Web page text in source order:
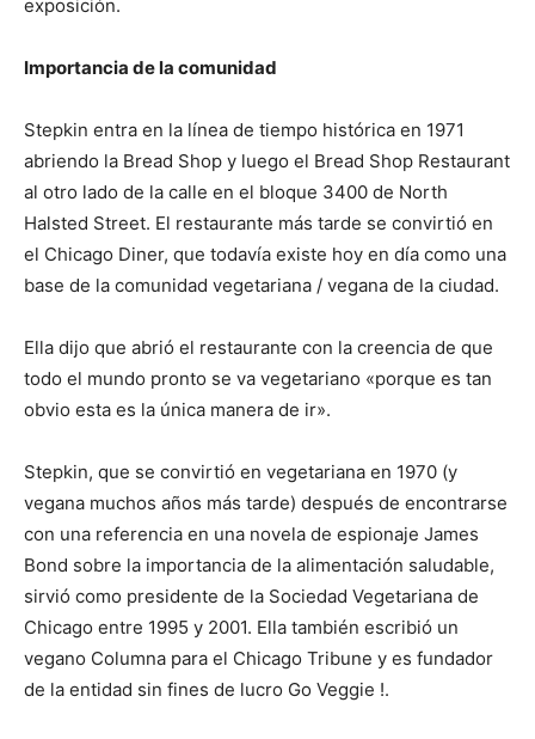
exposición.
Importancia de la comunidad
Stepkin entra en la línea de tiempo histórica en 1971
abriendo la Bread Shop y luego el Bread Shop Restaurant
al otro lado de la calle en el bloque 3400 de North
Halsted Street. El restaurante más tarde se convirtió en
el Chicago Diner, que todavía existe hoy en día como una
base de la comunidad vegetariana / vegana de la ciudad.
Ella dijo que abrió el restaurante con la creencia de que
todo el mundo pronto se va vegetariano «porque es tan
obvio esta es la única manera de ir».
Stepkin, que se convirtió en vegetariana en 1970 (y
vegana muchos años más tarde) después de encontrarse
con una referencia en una novela de espionaje James
Bond sobre la importancia de la alimentación saludable,
sirvió como presidente de la Sociedad Vegetariana de
Chicago entre 1995 y 2001. Ella también escribió un
vegano Columna para el Chicago Tribune y es fundador
de la entidad sin fines de lucro Go Veggie !.